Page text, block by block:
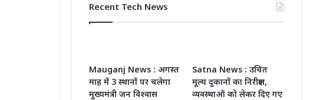
Recent Tech News
Mauganj News : अगस्त
माह में 3 स्थानों पर चलेगा
मुख्यमंत्री जन विश्वास
Satna News : उचित
मूल्य दुकानों का निरीक्षण,
व्यवस्थाओं को लेकर दिए गए